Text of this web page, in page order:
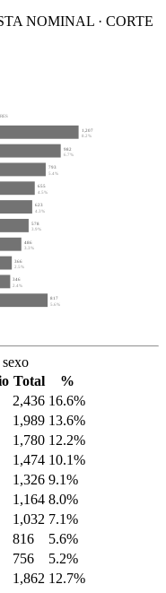
NOMINAL · CORTE
1,207
8.2%
982
6.7%
793
5.4%
655
4.5%
623
4.3%
578
3.9%
486
3.3%
366
2.5%
346
2.4%
817
5.6%
Total
%
2,436 16.6%
1,989 13.6%
1,780 12.2%
1,474 10.1%
1,326 9.1%
1,164 8.0%
1,032 7.1%
816
5.6%
756
5.2%
1,862 12.7%